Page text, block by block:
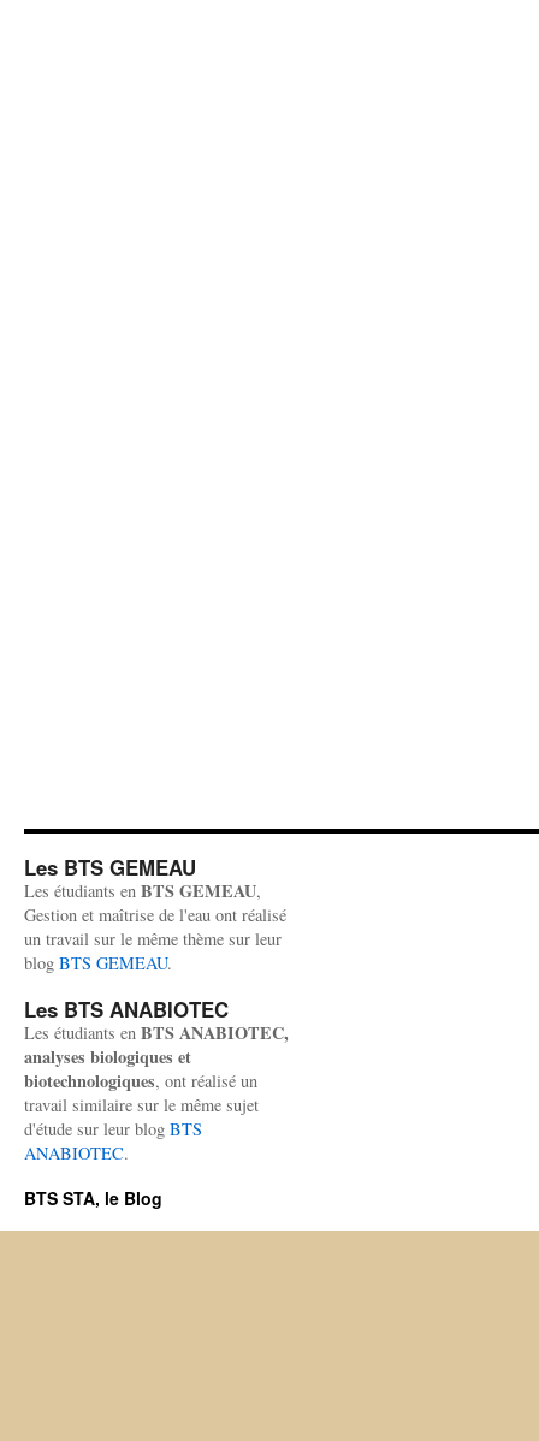
Les BTS GEMEAU
Les étudiants en BTS GEMEAU,
Gestion et maîtrise de l'eau ont réalisé
un travail sur le même thème sur leur
blog BTS GEMEAU.
Les BTS ANABIOTEC
Les étudiants en BTS ANABIOTEC,
analyses biologiques et
biotechnologiques, ont réalisé un
travail similaire sur le même sujet
d'étude sur leur blog BTS
ANABIOTEC.
BTS STA, le Blog